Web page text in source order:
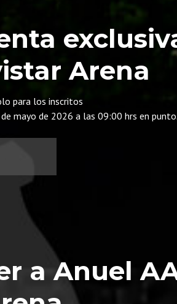
Arena
para los inscritos
mayo de 2026 a las 09:00 hrs en punto.
a Anuel